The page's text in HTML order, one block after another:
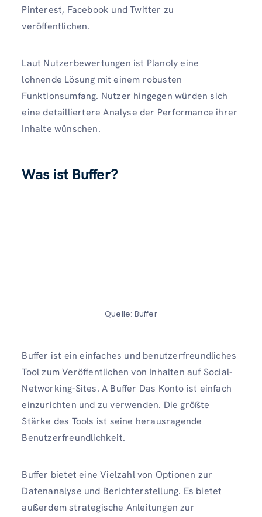
Pinterest, Facebook und Twitter zu
veröffentlichen.
Laut Nutzerbewertungen ist Planoly eine
lohnende Lösung mit einem robusten
Funktionsumfang. Nutzer hingegen würden sich
eine detailliertere Analyse der Performance ihrer
Inhalte wünschen.
Was ist Buffer?
Quelle: Buffer
Buffer ist ein einfaches und benutzerfreundliches
Tool zum Veröffentlichen von Inhalten auf Social-
Networking-Sites. A Buffer Das Konto ist einfach
einzurichten und zu verwenden. Die größte
Stärke des Tools ist seine herausragende
Benutzerfreundlichkeit.
Buffer bietet eine Vielzahl von Optionen zur
Datenanalyse und Berichterstellung. Es bietet
außerdem strategische Anleitungen zur